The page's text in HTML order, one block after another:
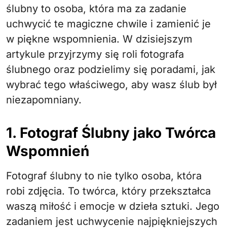
ślubny to osoba, która ma za zadanie
uchwycić te magiczne chwile i zamienić je
w piękne wspomnienia. W dzisiejszym
artykule przyjrzymy się roli fotografa
ślubnego oraz podzielimy się poradami, jak
wybrać tego właściwego, aby wasz ślub był
niezapomniany.
1. Fotograf Ślubny jako Twórca
Wspomnień
Fotograf ślubny to nie tylko osoba, która
robi zdjęcia. To twórca, który przekształca
waszą miłość i emocje w dzieła sztuki. Jego
zadaniem jest uchwycenie najpiękniejszych